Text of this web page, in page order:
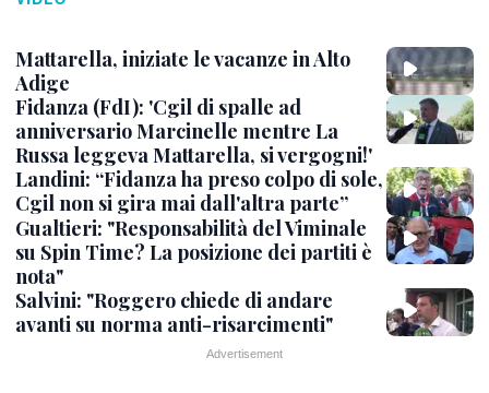
Mattarella, iniziate le vacanze in Alto
Adige
Fidanza (FdI): 'Cgil di spalle ad
anniversario Marcinelle mentre La
Russa leggeva Mattarella, si vergogni!'
Landini: “Fidanza ha preso colpo di sole,
Cgil non si gira mai dall'altra parte”
Gualtieri: "Responsabilità del Viminale
su Spin Time? La posizione dei partiti è
nota"
Salvini: "Roggero chiede di andare
avanti su norma anti-risarcimenti"